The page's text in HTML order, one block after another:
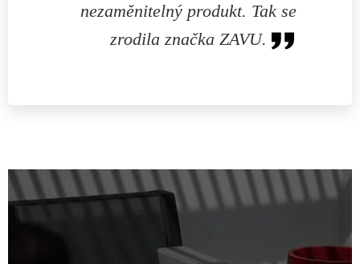
nezaměnitelný produkt. Tak se
zrodila značka ZAVU.